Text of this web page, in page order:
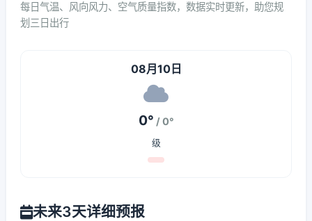
每日气温、风向风力、空气质量指数，数据实时更新，助您规
划三日出行
08月10日
0° / 0°
级
未来3天详细预报